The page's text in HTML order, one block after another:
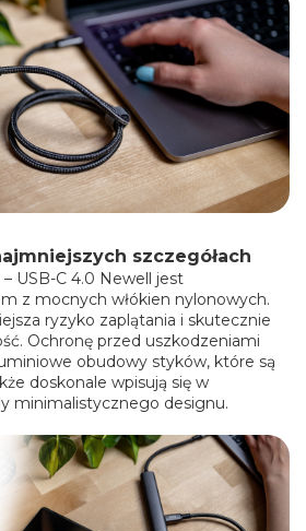
szczegółach
USB-C 4.0 Newell jest
z mocnych włókien nylonowych.
ryzyko zaplątania i skutecznie
Ochronę przed uszkodzeniami
obudowy styków, które są
doskonale wpisują się w
minimalistycznego designu.